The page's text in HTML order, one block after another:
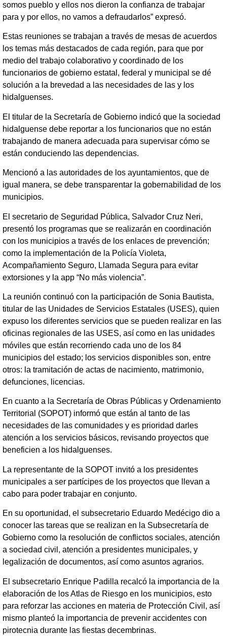
somos pueblo y ellos nos dieron la confianza de trabajar
para y por ellos, no vamos a defraudarlos” expresó.
Estas reuniones se trabajan a través de mesas de acuerdos
los temas más destacados de cada región, para que por
medio del trabajo colaborativo y coordinado de los
funcionarios de gobierno estatal, federal y municipal se dé
solución a la brevedad a las necesidades de las y los
hidalguenses.
El titular de la Secretaría de Gobierno indicó que la sociedad
hidalguense debe reportar a los funcionarios que no están
trabajando de manera adecuada para supervisar cómo se
están conduciendo las dependencias.
Mencionó a las autoridades de los ayuntamientos, que de
igual manera, se debe transparentar la gobernabilidad de los
municipios.
El secretario de Seguridad Pública, Salvador Cruz Neri,
presentó los programas que se realizarán en coordinación
con los municipios a través de los enlaces de prevención;
como la implementación de la Policía Violeta,
Acompañamiento Seguro, Llamada Segura para evitar
extorsiones y la app “No más violencia”.
La reunión continuó con la participación de Sonia Bautista,
titular de las Unidades de Servicios Estatales (USES), quien
expuso los diferentes servicios que se pueden realizar en las
oficinas regionales de las USES, así como en las unidades
móviles que están recorriendo cada uno de los 84
municipios del estado; los servicios disponibles son, entre
otros: la tramitación de actas de nacimiento, matrimonio,
defunciones, licencias.
En cuanto a la Secretaría de Obras Públicas y Ordenamiento
Territorial (SOPOT) informó que están al tanto de las
necesidades de las comunidades y es prioridad darles
atención a los servicios básicos, revisando proyectos que
beneficien a los hidalguenses.
La representante de la SOPOT invitó a los presidentes
municipales a ser partícipes de los proyectos que llevan a
cabo para poder trabajar en conjunto.
En su oportunidad, el subsecretario Eduardo Medécigo dio a
conocer las tareas que se realizan en la Subsecretaría de
Gobierno como la resolución de conflictos sociales, atención
a sociedad civil, atención a presidentes municipales, y
legalización de documentos, así como asuntos agrarios.
El subsecretario Enrique Padilla recalcó la importancia de la
elaboración de los Atlas de Riesgo en los municipios, esto
para reforzar las acciones en materia de Protección Civil, así
mismo planteó la importancia de prevenir accidentes con
pirotecnia durante las fiestas decembrinas.